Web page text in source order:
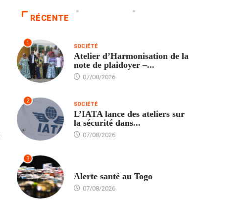
RÉCENTE
1 SOCIÉTÉ
Atelier d’Harmonisation de la
note de plaidoyer –...
07/08/2026
2 SOCIÉTÉ
L’IATA lance des ateliers sur
la sécurité dans...
07/08/2026
3
Alerte santé au Togo
07/08/2026